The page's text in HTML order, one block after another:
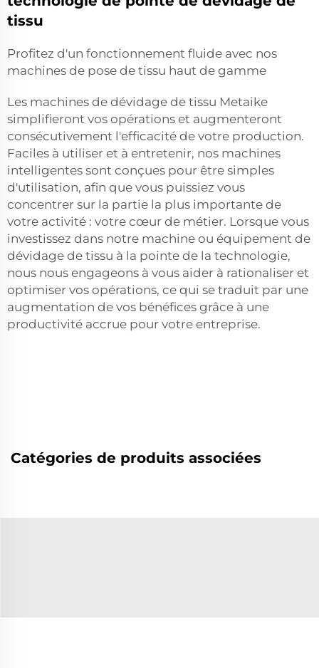
tissu
Profitez d'un fonctionnement fluide avec nos
machines de pose de tissu haut de gamme
Les machines de dévidage de tissu Metaike
simplifieront vos opérations et augmenteront
consécutivement l'efficacité de votre production.
Faciles à utiliser et à entretenir, nos machines
intelligentes sont conçues pour être simples
d'utilisation, afin que vous puissiez vous
concentrer sur la partie la plus importante de
votre activité : votre cœur de métier. Lorsque vous
investissez dans notre machine ou équipement de
dévidage de tissu à la pointe de la technologie,
nous nous engageons à vous aider à rationaliser et
optimiser vos opérations, ce qui se traduit par une
augmentation de vos bénéfices grâce à une
productivité accrue pour votre entreprise.
Catégories de produits associées